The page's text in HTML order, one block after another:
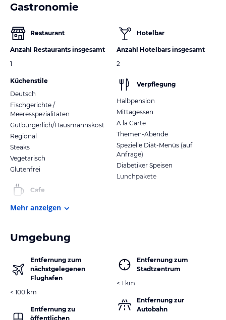
Gastronomie
Restaurant
Anzahl Restaurants insgesamt
1
Küchenstile
Deutsch
Fischgerichte /
Meeresspezialitäten
Gutbürgerlich/Hausmannskost
Regional
Steaks
Vegetarisch
Glutenfrei
Cafe
Hotelbar
Anzahl Hotelbars insgesamt
2
Verpflegung
Halbpension
Mittagessen
A la Carte
Themen-Abende
Spezielle Diät-Menüs (auf
Anfrage)
Diabetiker Speisen
Lunchpakete
Mehr anzeigen
Umgebung
Entfernung zum
nächstgelegenen
Flughafen
< 100 km
Entfernung zu
öffentlichen
Entfernung zum
Stadtzentrum
< 1 km
Entfernung zur
Autobahn